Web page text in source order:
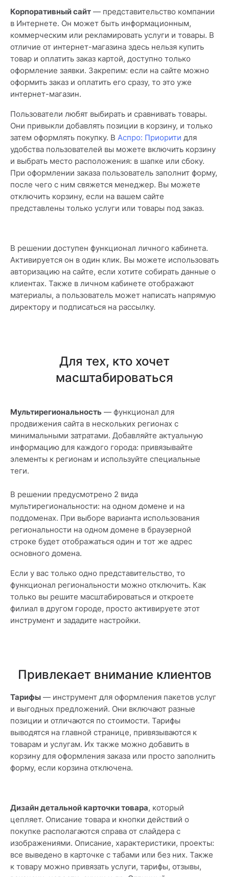
Корпоративный сайт — представительство компании
в Интернете. Он может быть информационным,
коммерческим или рекламировать услуги и товары. В
отличие от интернет-магазина здесь нельзя купить
товар и оплатить заказ картой, доступно только
оформление заявки. Закрепим: если на сайте можно
оформить заказ и оплатить его сразу, то это уже
интернет-магазин.
Пользователи любят выбирать и сравнивать товары.
Они привыкли добавлять позиции в корзину, и только
затем оформлять покупку. В Аспро: Приорити для
удобства пользователей вы можете включить корзину
и выбрать место расположения: в шапке или сбоку.
При оформлении заказа пользователь заполнит форму,
после чего с ним свяжется менеджер. Вы можете
отключить корзину, если на вашем сайте
представлены только услуги или товары под заказ.
В решении доступен функционал личного кабинета.
Активируется он в один клик. Вы можете использовать
авторизацию на сайте, если хотите собирать данные о
клиентах. Также в личном кабинете отображают
материалы, а пользователь может написать напрямую
директору и подписаться на рассылку.
Для тех, кто хочет
масштабироваться
Мультирегиональность — функционал для
продвижения сайта в нескольких регионах с
минимальными затратами. Добавляйте актуальную
информацию для каждого города: привязывайте
элементы к регионам и используйте специальные
теги.
В решении предусмотрено 2 вида
мультирегиональности: на одном домене и на
поддоменах. При выборе варианта использования
региональности на одном домене в браузерной
строке будет отображаться один и тот же адрес
основного домена.
Если у вас только одно представительство, то
функционал региональности можно отключить. Как
только вы решите масштабироваться и откроете
филиал в другом городе, просто активируете этот
инструмент и зададите настройки.
Привлекает внимание клиентов
Тарифы — инструмент для оформления пакетов услуг
и выгодных предложений. Они включают разные
позиции и отличаются по стоимости. Тарифы
выводятся на главной странице, привязываются к
товарам и услугам. Их также можно добавить в
корзину для оформления заказа или просто заполнить
форму, если корзина отключена.
Дизайн детальной карточки товара, который
цепляет. Описание товара и кнопки действий о
покупке располагаются справа от слайдера с
изображениями. Описание, характеристики, проекты:
все выведено в карточке с табами или без них. Также
к товару можно привязать услуги, тарифы, отзывы,